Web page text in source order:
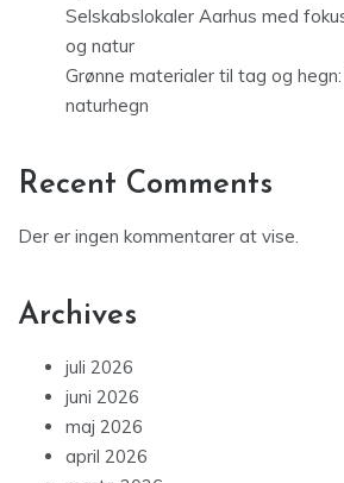
Selskabslokaler Aarhus med
og natur
Grønne materialer til tag og
naturhegn
Recent Comments
Der er ingen kommentarer at vise.
Archives
juli 2026
juni 2026
maj 2026
april 2026